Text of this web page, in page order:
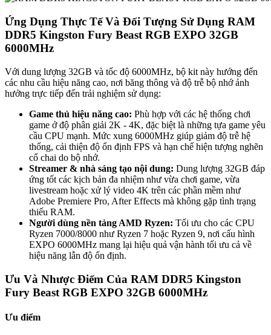
Ứng Dụng Thực Tế Và Đối Tượng Sử Dụng RAM
DDR5 Kingston Fury Beast RGB EXPO 32GB
6000MHz
Với dung lượng 32GB và tốc độ 6000MHz, bộ kit này hướng đến
các nhu cầu hiệu năng cao, nơi băng thông và độ trễ bộ nhớ ảnh
hưởng trực tiếp đến trải nghiệm sử dụng:
Game thủ hiệu năng cao: Phù hợp với các hệ thống chơi
game ở độ phân giải 2K - 4K, đặc biệt là những tựa game yêu
cầu CPU mạnh. Mức xung 6000MHz giúp giảm độ trễ hệ
thống, cải thiện độ ổn định FPS và hạn chế hiện tượng nghẽn
cổ chai do bộ nhớ.
Streamer & nhà sáng tạo nội dung: Dung lượng 32GB đáp
ứng tốt các kịch bản đa nhiệm như vừa chơi game, vừa
livestream hoặc xử lý video 4K trên các phần mềm như
Adobe Premiere Pro, After Effects mà không gặp tình trạng
thiếu RAM.
Người dùng nền tảng AMD Ryzen: Tối ưu cho các CPU
Ryzen 7000/8000 như Ryzen 7 hoặc Ryzen 9, nơi cấu hình
EXPO 6000MHz mang lại hiệu quả vận hành tối ưu cả về
hiệu năng lẫn độ ổn định.
Ưu Và Nhược Điểm Của RAM DDR5 Kingston
Fury Beast RGB EXPO 32GB 6000MHz
Ưu điểm